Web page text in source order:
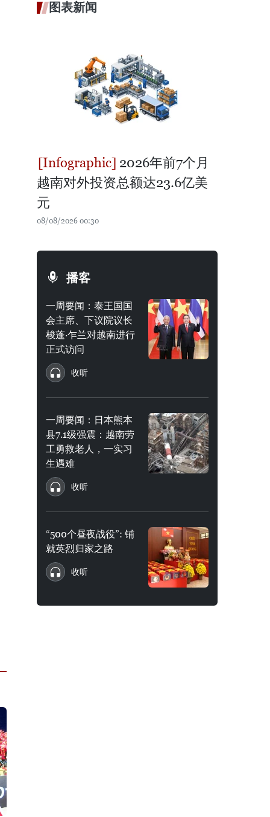
图表新闻
2026年前7个月
越南对外投资总额达23.6亿美
元
08/08/2026 00:30
播客
一周要闻：泰王国国
会主席、下议院议长
梭蓬·乍兰对越南进行
正式访问
收听
一周要闻：日本熊本
县7.1级强震：越南劳
工勇救老人，一实习
生遇难
收听
“500个昼夜战役”: 铺
就英烈归家之路
收听